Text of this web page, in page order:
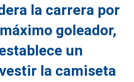
la carrera por
goleador,
un
la camiseta